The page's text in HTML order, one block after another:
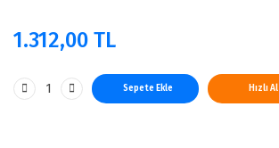
1.312,00 TL
Sepete Ekle Hızlı Al